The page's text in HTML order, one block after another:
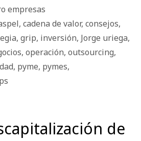
empresas
, cadena de valor, consejos,
, grip, inversión, Jorge uriega,
, operación, outsourcing,
, pyme, pymes,
de